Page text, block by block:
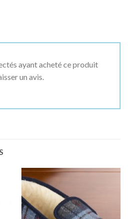
ayant acheté ce produit
un avis.